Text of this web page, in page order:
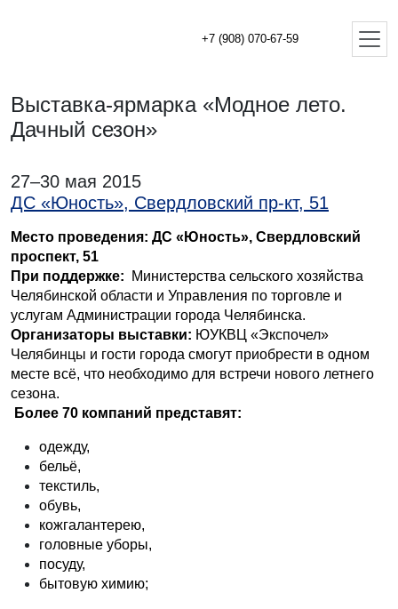
+7 (908) 070-67-59
Выставка-ярмарка «Модное лето.
Дачный сезон»
27–30 мая 2015
ДС «Юность», Свердловский пр-кт, 51
Место проведения: ДС «Юность», Свердловский
проспект, 51
При поддержке:
Министерства сельского хозяйства
Челябинской области и Управления по торговле и
услугам Администрации города Челябинска.
Организаторы выставки: ЮУКВЦ «Экспочел»
Челябинцы и гости города смогут приобрести в одном
месте всё, что необходимо для встречи нового летнего
сезона.
Более 70 компаний представят:
одежду,
бельё,
текстиль,
обувь,
кожгалантерею,
головные уборы,
посуду,
бытовую химию;